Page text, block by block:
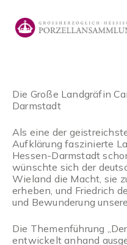
springen
Die Große Landgräfin
Darmstadt
Als eine der
Aufklärung faszinierte
Hessen-Darmstadt
wünschte sich der
Wieland die Macht, sie
erheben, und Friedrich
und Bewunderung
Die Themenführung
entwickelt anhand